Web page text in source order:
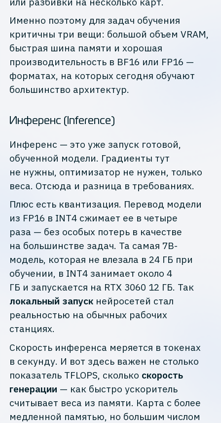
Именно поэтому для задач обучения
критичны три вещи: большой объем VRAM,
быстрая шина памяти и хорошая
производительность в BF16 или FP16 —
форматах, на которых сегодня обучают
большинство архитектур.
Инференс (Inference)
Инференс — это уже запуск готовой,
обученной модели. Градиенты тут
не нужны, оптимизатор не нужен, только
веса. Отсюда и разница в требованиях.
Плюс есть квантизация. Перевод модели
из FP16 в INT4 сжимает ее в четыре
раза — без особых потерь в качестве
на большинстве задач. Та самая 7B-
модель, которая не влезала в 24 ГБ при
обучении, в INT4 занимает около 4
ГБ и запускается на RTX 3060 12 ГБ. Так
локальный запуск нейросетей стал
реальностью на обычных рабочих
станциях.
Скорость инференса меряется в токенах
в секунду. И вот здесь важен не столько
показатель TFLOPS, сколько скорость
генерации — как быстро ускоритель
считывает веса из памяти. Карта с более
медленной памятью, но большим числом